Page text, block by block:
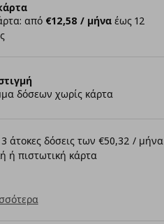
από €12,58 / μήναέως 12
δόσεων χωρίς κάρτα
άτοκες δόσεις των €50,32 / μήνα
ή πιστωτική κάρτα